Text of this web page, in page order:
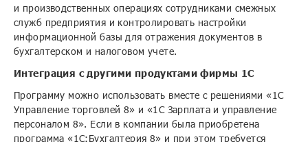
и производственных операциях сотрудниками смежных
служб предприятия и контролировать настройки
информационной базы для отражения документов в
бухгалтерском и налоговом учете.
Интеграция с другими продуктами фирмы 1С
Программу можно использовать вместе с решениями «1С
Управление торговлей 8» и «1С Зарплата и управление
персоналом 8». Если в компании была приобретена
программа «1С:Бухгалтерия 8» и при этом требуется